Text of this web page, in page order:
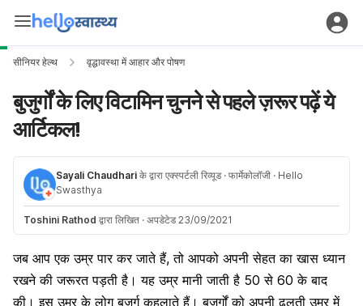
सीनियर हेल्थ वृद्धावस्था में आहार और पोषण
बुजुर्गों के लिए विटामिन चुनने से पहले ज़रूर पढ़ें ये
आर्टिकल!
Sayali Chaudhari के द्वारा एक्स्पर्टली रिव्यूड · फार्मेकोलॉजी · Hello
Swasthya
Toshini Rathod द्वारा लिखित · अपडेटेड 23/09/2021
जब आप एक उम्र पार कर जाते हैं, तो आपको अपनी सेहत का खास ध्यान
रखने की जरूरत पड़ती है। यह उम्र मानी जाती है 50 से 60 के बाद
की। इस उम्र के लोग बुजुर्ग कहलाते हैं। बुजुर्गों को अपनी ढलती उम्र में